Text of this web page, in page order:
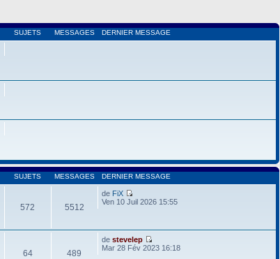
SUJETS MESSAGES DERNIER MESSAGE
SUJETS MESSAGES DERNIER MESSAGE
572 5512
de FiX
Ven 10 Juil 2026 15:55
64 489
de stevelep
Mar 28 Fév 2023 16:18